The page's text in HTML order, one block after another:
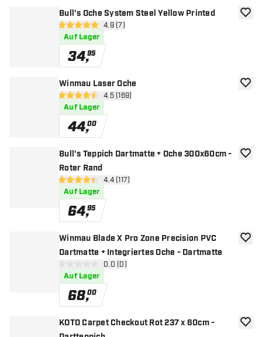
Bull's Oche System Steel Yellow Printed
Bewertungsbereich öffnen
4.9 Bewertungssterne
4.9 (7)
Auf Lager
34,95
Zur
Winmau Laser Oche
Bewertungsbereich öffnen
4.5 Bewertungssterne
4.5 (169)
Auf Lager
44,00
Zur
Bull's Teppich Dartmatte + Oche 300x60cm -
Roter Rand
Bewertungsbereich öffnen
4.4 Bewertungssterne
4.4 (117)
Auf Lager
64,95
Zur
Winmau Blade X Pro Zone Precision PVC
Dartmatte + Integriertes Oche - Dartmatte
Bewertungsbereich öffnen
0 Bewertungssterne
0.0 (0)
Auf Lager
68,00
Zur
KOTO Carpet Checkout Rot 237 x 60cm -
Zur